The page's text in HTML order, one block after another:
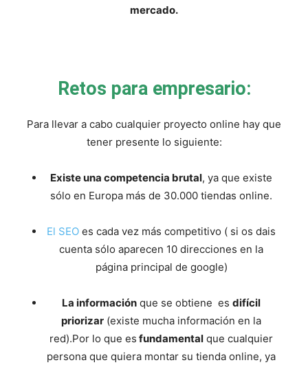
mercado.
Retos para empresario:
Para llevar a cabo cualquier proyecto online hay que
tener presente lo siguiente:
Existe una competencia brutal, ya que existe
sólo en Europa más de 30.000 tiendas online.
El SEO es cada vez más competitivo ( si os dais
cuenta sólo aparecen 10 direcciones en la
página principal de google)
La información que se obtiene es difícil
priorizar (existe mucha información en la
red).Por lo que es fundamental que cualquier
persona que quiera montar su tienda online, ya